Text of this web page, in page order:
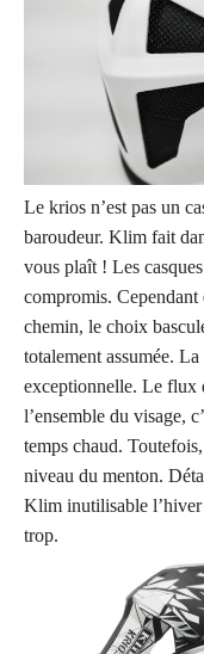
Le krios n’est pas un
baroudeur. Klim fait
vous plaît ! Les
compromis. Cependant
chemin, le choix
totalement assumée.
exceptionnelle. Le flux
l’ensemble du visage,
temps chaud.
niveau du menton.
Klim inutilisable l’hiver
trop.